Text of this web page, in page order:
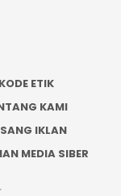
KODE ETIK
KAMI
IKLAN
MEDIA SIBER